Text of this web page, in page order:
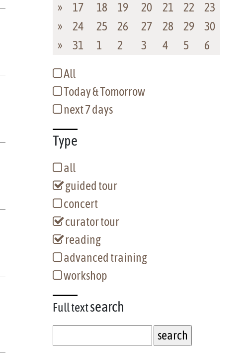
»
17 18 19 20 21 22
23
»
24 25 26 27 28 29
30
»
31 1 2 3 4 5 6
All
Today & Tomorrow
next 7 days
Type
all
guided tour
concert
curator tour
reading
advanced training
workshop
Full textsearch